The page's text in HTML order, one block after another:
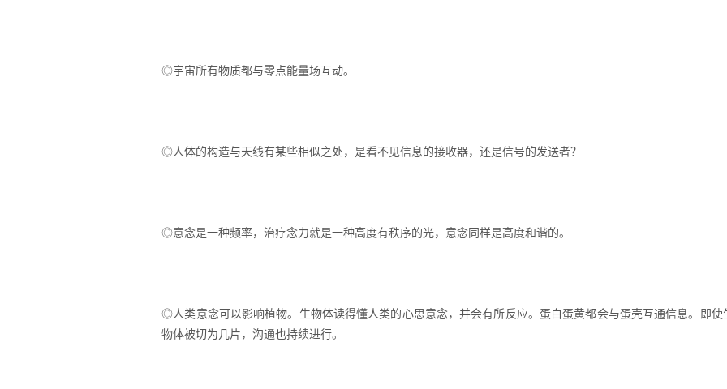
◎宇宙所有物质都与零点能量场互动。
◎人体的构造与天线有某些相似之处，是看不见信息的接收器，还是信号的发送者？
◎意念是一种频率，治疗念力就是一种高度有秩序的光，意念同样是高度和谐的。
◎人类意念可以影响植物。生物体读得懂人类的心思意念，并会有所反应。蛋白蛋黄都会与蛋壳互通信息。即使
物体被切为几片，沟通也持续进行。